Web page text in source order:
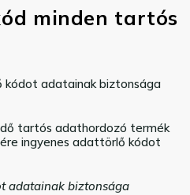
minden tartós
kódot adatainak biztonsága
tartós adathordozó termék
ingyenes adattörlő kódot
adatainak biztonsága